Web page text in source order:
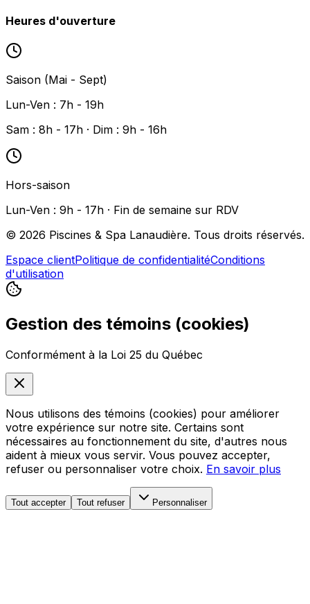
Heures d'ouverture
Saison (Mai - Sept)
Lun-Ven : 7h - 19h
Sam : 8h - 17h · Dim : 9h - 16h
Hors-saison
Lun-Ven : 9h - 17h · Fin de semaine sur RDV
© 2026 Piscines & Spa Lanaudière. Tous droits réservés.
Espace clientPolitique de confidentialitéConditions
d'utilisation
Gestion des témoins (cookies)
Conformément à la Loi 25 du Québec
Nous utilisons des témoins (cookies) pour améliorer
votre expérience sur notre site. Certains sont
nécessaires au fonctionnement du site, d'autres nous
aident à mieux vous servir. Vous pouvez accepter,
refuser ou personnaliser votre choix. En savoir plus
Tout accepter Tout refuser Personnaliser